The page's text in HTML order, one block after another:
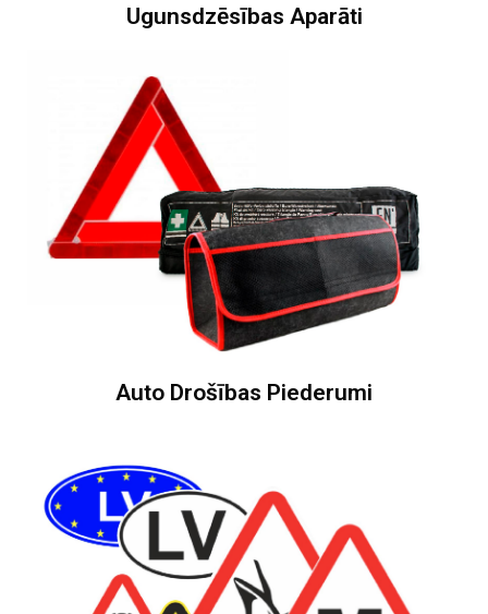
Ugunsdzēsības Aparāti
Auto Drošības Piederumi